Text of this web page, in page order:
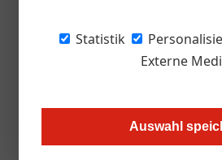
Statistik
Externe
Auswahl
Österreichs mit kulinarischen
historischen Aufregern rund um Sisis
das kleine Gericht, das er im
Fine-Dining-Restaurant